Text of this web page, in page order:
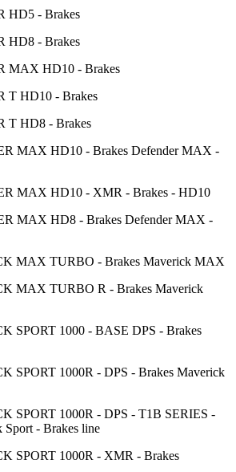
HD5 - Brakes
HD8 - Brakes
MAX HD10 - Brakes
T HD10 - Brakes
T HD8 - Brakes
MAX HD10 - Brakes Defender MAX -
MAX HD10 - XMR - Brakes - HD10
MAX HD8 - Brakes Defender MAX -
MAX TURBO - Brakes Maverick MAX
MAX TURBO R - Brakes Maverick
SPORT 1000 - BASE DPS - Brakes
SPORT 1000R - DPS - Brakes Maverick
SPORT 1000R - DPS - T1B SERIES -
Sport - Brakes line
SPORT 1000R - XMR - Brakes